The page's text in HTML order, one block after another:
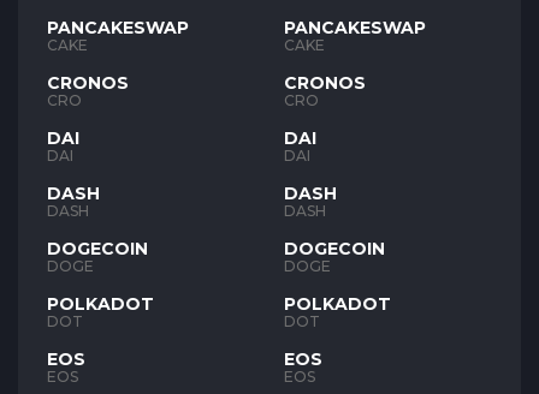
PANCAKESWAP
CAKE
CRONOS
CRO
DAI
DAI
DASH
DASH
DOGECOIN
DOGE
POLKADOT
DOT
EOS
EOS
PANCAKESWAP
CAKE
CRONOS
CRO
DAI
DAI
DASH
DASH
DOGECOIN
DOGE
POLKADOT
DOT
EOS
EOS